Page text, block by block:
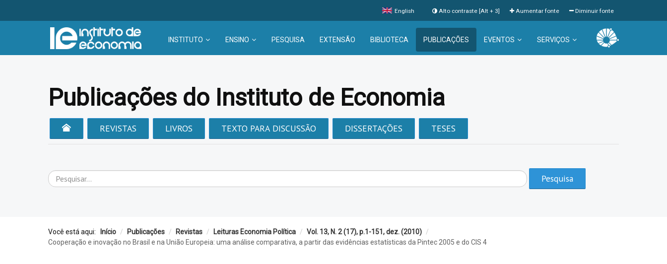
English Diminuir fonte
Aumentar fonte
Alto contraste [Alt + 3]
INSTITUTO ENSINO PESQUISA EXTENSÃO BIBLIOTECA PUBLICAÇÕES EVENTOS SERVIÇOS
Publicações do Instituto de Economia
REVISTAS LIVROS TEXTO PARA DISCUSSÃO DISSERTAÇÕES TESES
Pesquisar... Pesquisa
Você está aqui: Início / Publicações / Revistas / Leituras Economia Política / Vol. 13, N. 2 (17), p.1-151, dez. (2010) /
Cooperação e inovação no Brasil e na União Europeia: uma análise comparativa, a partir das evidências estatísticas da Pintec 2005 e do CIS 4